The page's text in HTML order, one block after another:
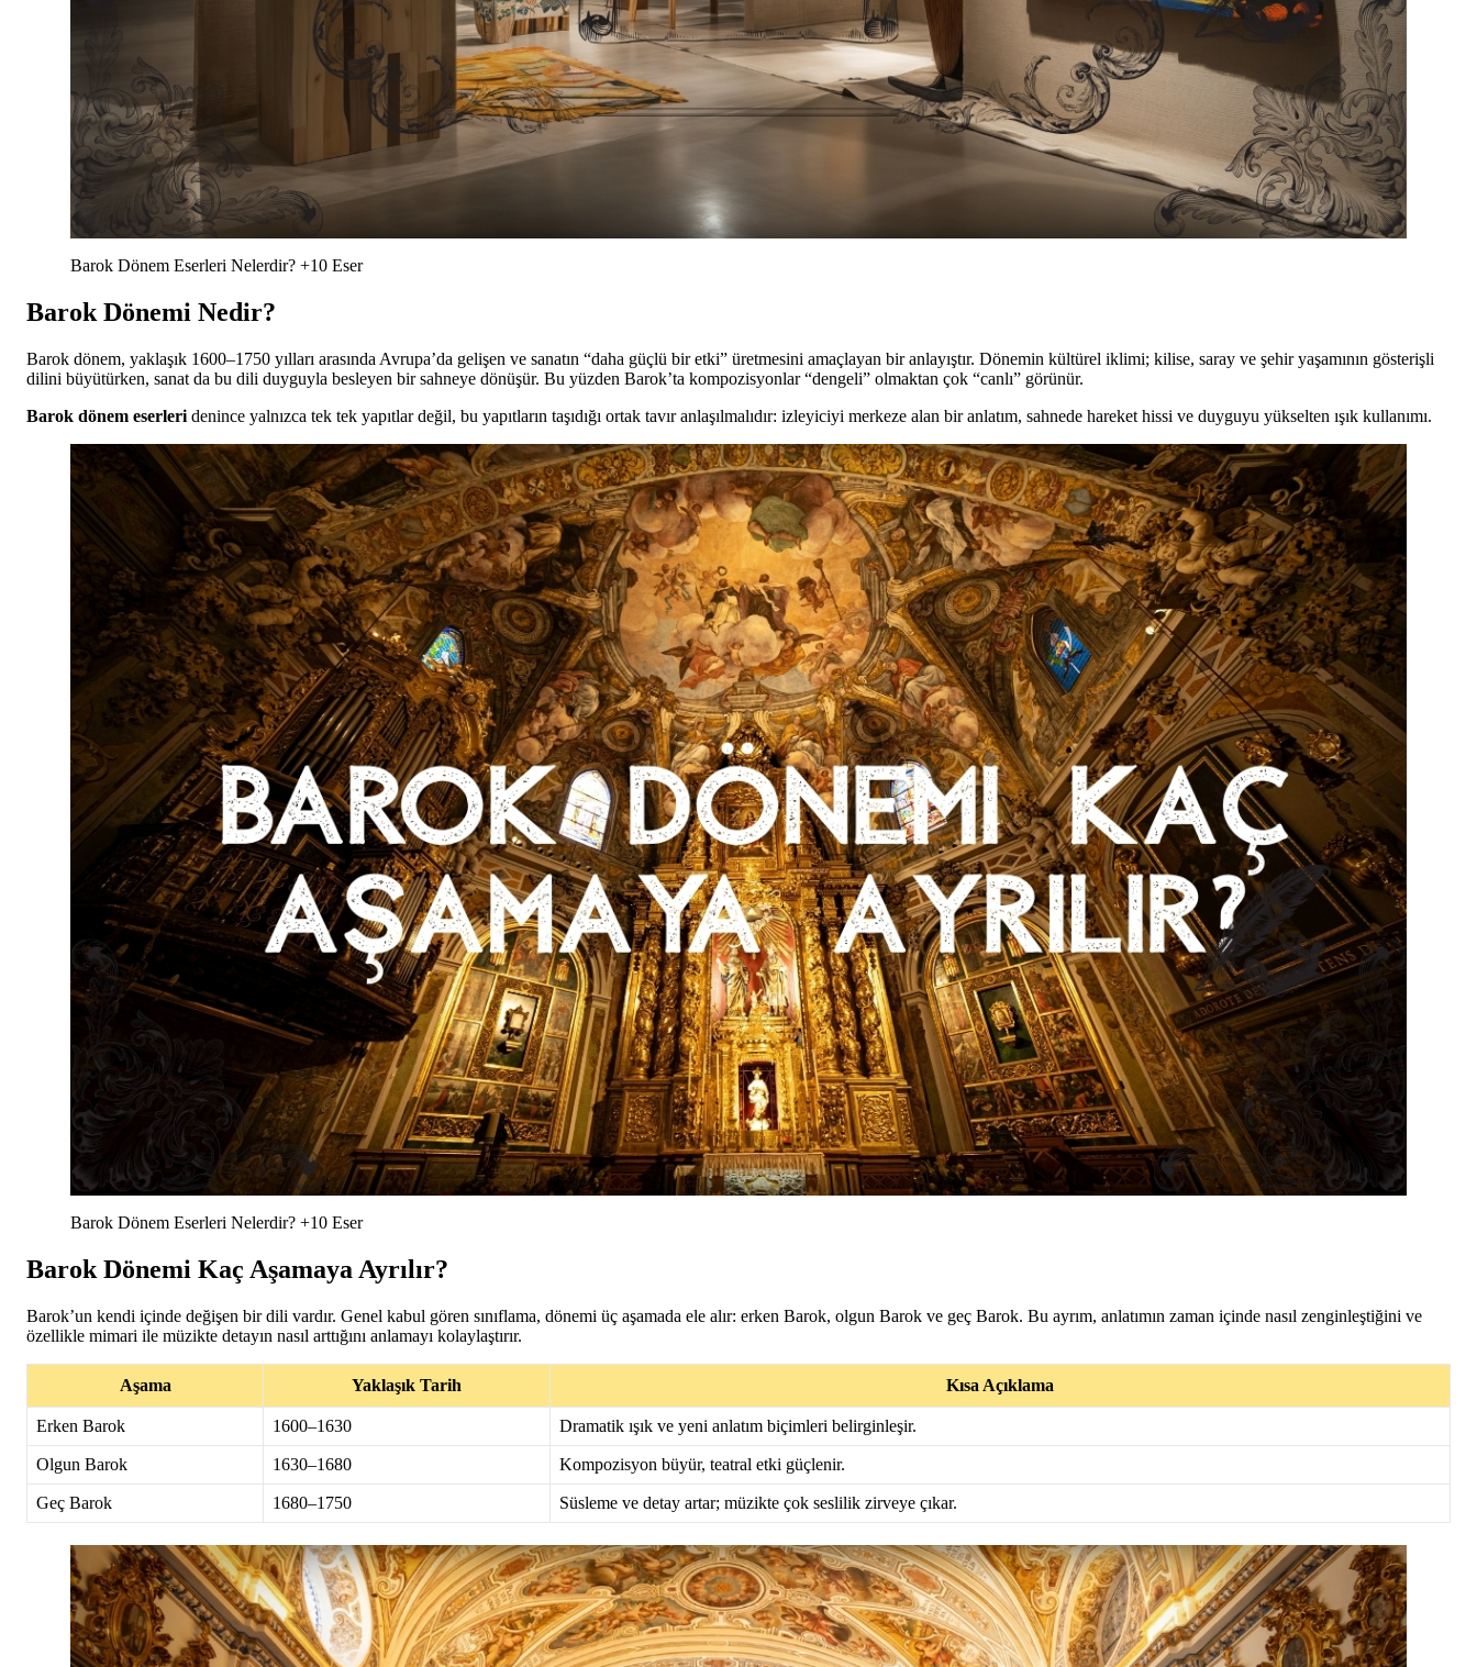
Barok Dönem Eserleri Nelerdir? +10 Eser
Barok Dönemi Nedir?
Barok dönem, yaklaşık 1600–1750 yılları arasında Avrupa’da gelişen ve sanatın “daha güçlü bir etki” üretmesini amaçlayan bir anlayıştır. Dönemin kültürel iklimi; kilise, saray ve şehir yaşamının gösterişli
dilini büyütürken, sanat da bu dili duyguyla besleyen bir sahneye dönüşür. Bu yüzden Barok’ta kompozisyonlar “dengeli” olmaktan çok “canlı” görünür.
Barok dönem eserleri denince yalnızca tek tek yapıtlar değil, bu yapıtların taşıdığı ortak tavır anlaşılmalıdır: izleyiciyi merkeze alan bir anlatım, sahnede hareket hissi ve duyguyu yükselten ışık kullanımı.
Barok Dönem Eserleri Nelerdir? +10 Eser
Barok Dönemi Kaç Aşamaya Ayrılır?
Barok’un kendi içinde değişen bir dili vardır. Genel kabul gören sınıflama, dönemi üç aşamada ele alır: erken Barok, olgun Barok ve geç Barok. Bu ayrım, anlatımın zaman içinde nasıl zenginleştiğini ve
özellikle mimari ile müzikte detayın nasıl arttığını anlamayı kolaylaştırır.
Aşama Yaklaşık Tarih Kısa Açıklama
Erken Barok 1600–1630 Dramatik ışık ve yeni anlatım biçimleri belirginleşir.
Olgun Barok 1630–1680 Kompozisyon büyür, teatral etki güçlenir.
Geç Barok 1680–1750 Süsleme ve detay artar; müzikte çok seslilik zirveye çıkar.